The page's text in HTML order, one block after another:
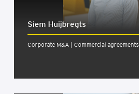
Siem Huijbregts
Corporate M&A | Commercial agreements